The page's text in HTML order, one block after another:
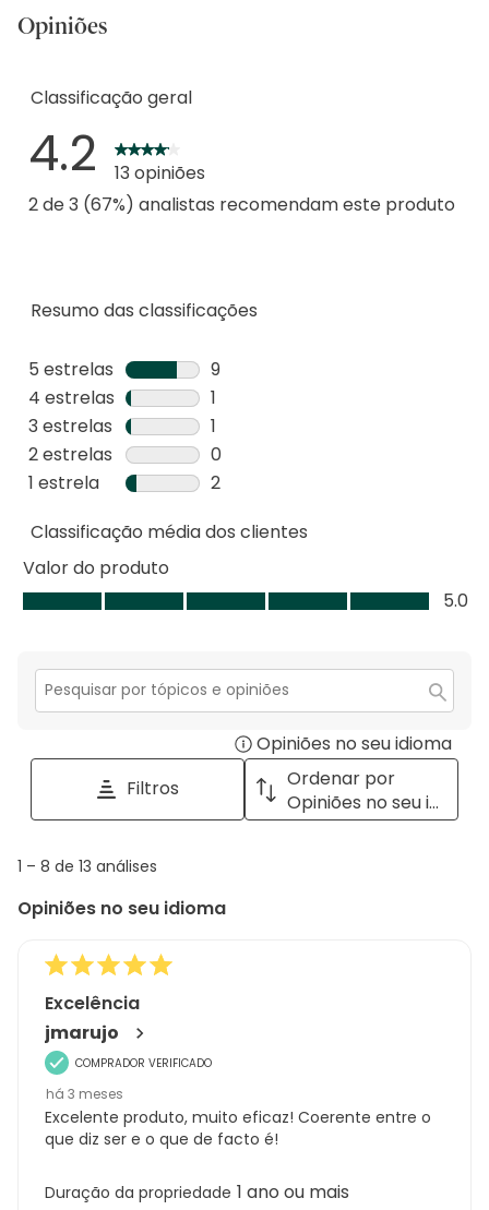
Opiniões
Resumo das classificações
5 estrelas estrelas
9
9
análises
com
5
4 estrelas estrelas
1
1
análise
com
estrelas.
3 estrelas estrelas
1
1
análise
3
2 estrelas estrelas
0
0
com
1 estrela estrelas
2
análises
1
estrela.
Classificação geral
4.2
13 opiniões
2 de 3 (67%) analistas recomendam este produto
Classificação média dos clientes
Valor do produto
Valor
5.0
em
5.0
Secção
Opiniões no seu idioma
a
with
Filtros
Ordenar por
Opiniões no seu idioma
1
8
análises
1 – 8 de 13 análises
Opiniões no seu idioma
Excelência
jmarujo
COMPRADOR VERIFICADO
há 3 meses
Excelente produto, muito eficaz! Coerente entre o
que diz ser e o que de facto é!
Duração da propriedade 1 ano ou mais